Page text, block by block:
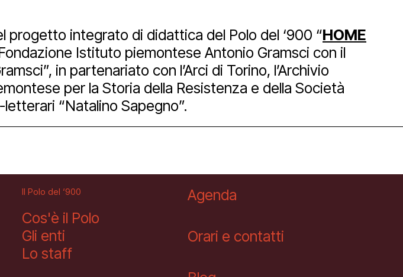
progetto integrato di didattica del Polo del ‘900 “HOME
Istituto piemontese Antonio Gramsci con il
in partenariato con l’Arci di Torino, l’Archivio
per la Storia della Resistenza e della Società
“Natalino Sapegno”.
Il Polo del ‘900
Cos'è il Polo
Gli enti
Lo staff
Agenda
Orari e contatti